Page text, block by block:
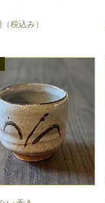
（税込み）